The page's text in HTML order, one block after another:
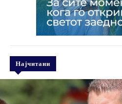
Најчитани